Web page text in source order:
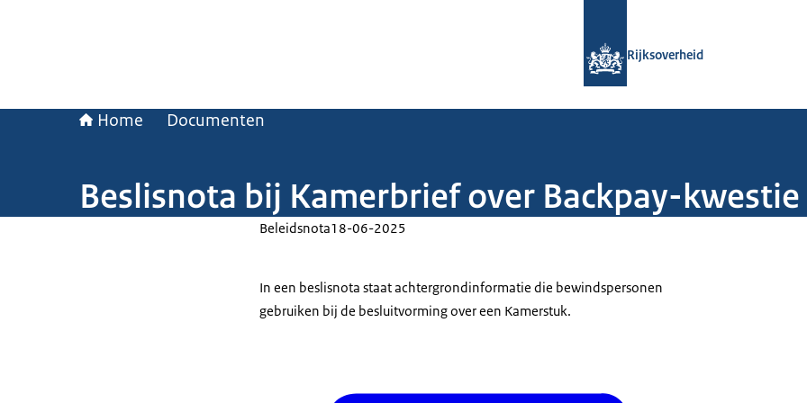
Rijksoverheid
Home Documenten
Beslisnota bij Kamerbrief over Backpay-kwestie
Beleidsnota18-06-2025
In een beslisnota staat achtergrondinformatie die bewindspersonen
gebruiken bij de besluitvorming over een Kamerstuk.